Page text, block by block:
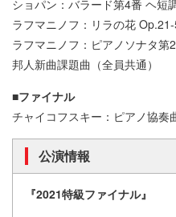
ショパン：バラード第4番 ヘ短
ラフマニノフ：リラの花
ラフマニノフ：ピアノソナタ第
邦人新曲課題曲（全員共通）
■ファイナル
チャイコフスキー：ピアノ協奏
公演情報
『2021特級ファイナル』